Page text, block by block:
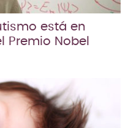
está en
Premio Nobel